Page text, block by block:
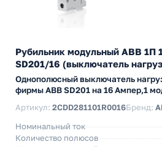
Рубильник модульный ABB 1П
SD201/16 (выключатель
Однополюсный выключатель
фирмы ABB SD201 на 16 Ампер,1
Артикул: 2CDD281101R0016Бренд:
Номинальный ток
Количество полюсов